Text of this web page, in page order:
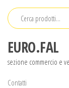
Salta
contenuto
EURO.FAL
sezione commercio e
Contatti